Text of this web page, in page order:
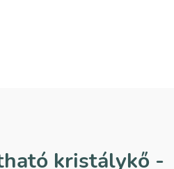
kristálykő -